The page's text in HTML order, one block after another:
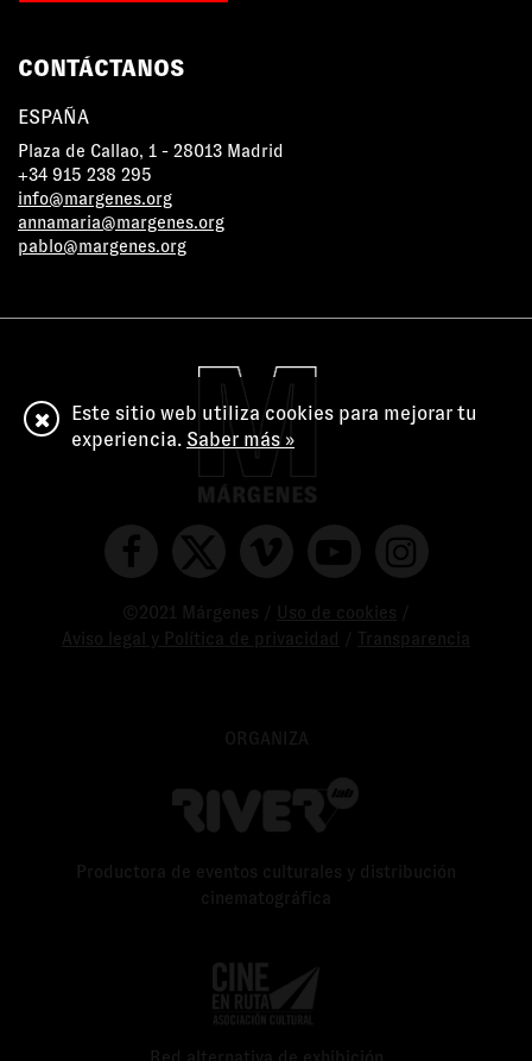
CONTÁCTANOS
ESPAÑA
Plaza de Callao, 1 - 28013 Madrid
+34 915 238 295
info@margenes.org
annamaria@margenes.org
pablo@margenes.org
©2021 Márgenes / Uso de cookies
Aviso legal y Política de privacidad
Transparencia
ORGANIZA
Productora de eventos culturales y distribución
cinematográfica
Red alternativa de exhibición
Este sitio web utiliza cookies para mejorar tu
experiencia. Saber más »